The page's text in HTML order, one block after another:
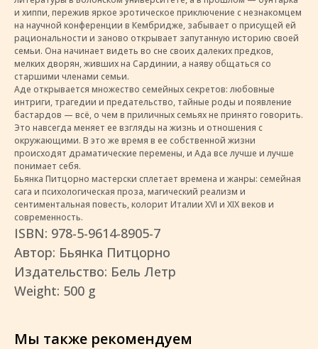
и хиппи, пережив яркое эротическое приключение с незнакомцем
на научной конференции в Кембридже, забывает о присущей ей
рациональности и заново открывает запутанную историю своей
семьи. Она начинает видеть во сне своих далеких предков,
мелких дворян, живших на Сардинии, а наяву общаться со
старшими членами семьи.
Аде открывается множество семейных секретов: любовные
интриги, трагедии и предательство, тайные роды и появление
бастардов — всё, о чем в приличных семьях не принято говорить.
Это навсегда меняет ее взгляды на жизнь и отношения с
окружающими. В это же время в ее собственной жизни
происходят драматические перемены, и Ада все лучше и лучше
понимает себя.
Бьянка Питцорно мастерски сплетает времена и жанры: семейная
сага и психологическая проза, магический реализм и
сентиментальная повесть, колорит Италии XVI и XIX веков и
современность.
ISBN: 978-5-9614-8905-7
Автор: Бьянка Питцорно
Издательство: Бель Летр
Weight: 500 g
Мы также рекомендуем